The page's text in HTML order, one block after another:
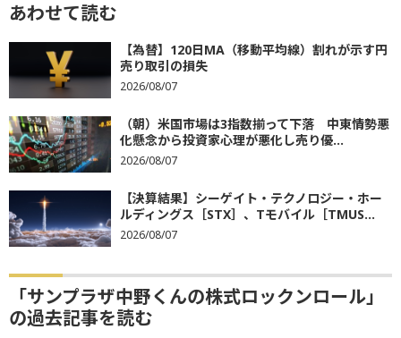
あわせて読む
【為替】120日MA（移動平均線）割れが示す円
売り取引の損失
2026/08/07
（朝）米国市場は3指数揃って下落 中東情勢悪
化懸念から投資家心理が悪化し売り優...
2026/08/07
【決算結果】シーゲイト・テクノロジー・ホー
ルディングス［STX］、Tモバイル［TMUS...
2026/08/07
「サンプラザ中野くんの株式ロックンロール」
の過去記事を読む